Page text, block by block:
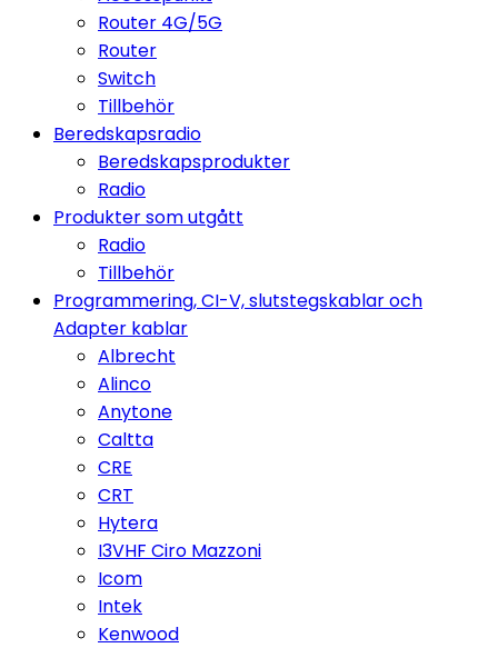
Router 4G/5G
Router
Switch
Tillbehör
Beredskapsradio
Beredskapsprodukter
Radio
Produkter som utgått
Radio
Tillbehör
Programmering, CI-V, slutstegskablar och
Adapter kablar
Albrecht
Alinco
Anytone
Caltta
CRE
CRT
Hytera
I3VHF Ciro Mazzoni
Icom
Intek
Kenwood